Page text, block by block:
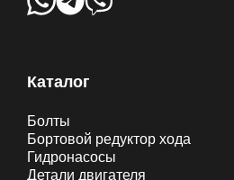
Каталог
Болты
Бортовой редуктор хода
Гидронасосы
Детали двигателя